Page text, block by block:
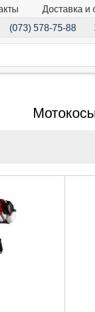
Доставка и
(073) 578-75-88